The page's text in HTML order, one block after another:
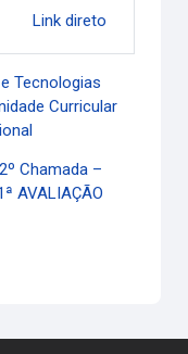
Link direto
Tecnologias
Curricular
Chamada –
AVALIAÇÃO